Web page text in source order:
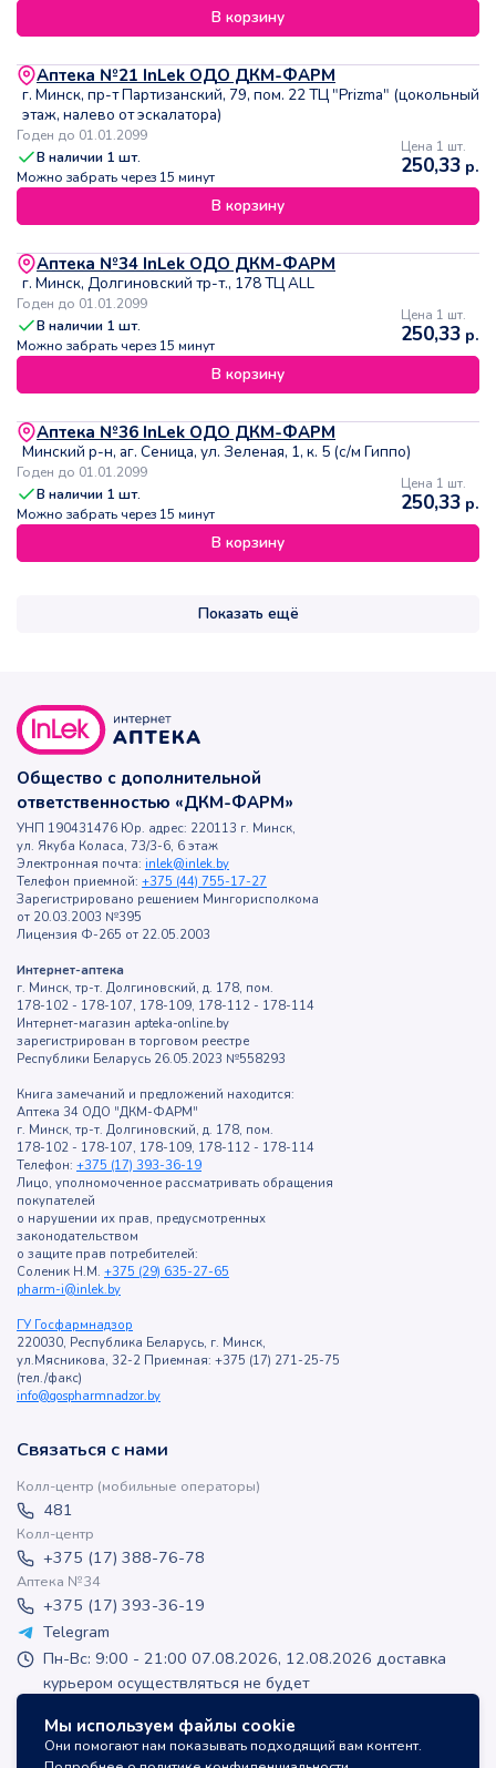
В корзину
Аптека №21 InLek ОДО ДКМ-ФАРМ
г. Минск, пр-т Партизанский, 79, пом. 22 ТЦ "Prizma" (цокольный
этаж, налево от эскалатора)
Годен до 01.01.2099
В наличии 1 шт.
Можно забрать через 15 минут
Цена 1 шт.
250,33 р.
В корзину
Аптека №34 InLek ОДО ДКМ-ФАРМ
г. Минск, Долгиновский тр-т., 178 ТЦ ALL
Годен до 01.01.2099
В наличии 1 шт.
Можно забрать через 15 минут
Цена 1 шт.
250,33 р.
В корзину
Аптека №36 InLek ОДО ДКМ-ФАРМ
Минский р-н, аг. Сеница, ул. Зеленая, 1, к. 5 (с/м Гиппо)
Годен до 01.01.2099
В наличии 1 шт.
Можно забрать через 15 минут
Цена 1 шт.
250,33 р.
В корзину
Показать ещё
Мы используем файлы cookie
Они помогают нам показывать подходящий вам контент.
Общество с дополнительной
ответственностью «ДКМ-ФАРМ»
УНП 190431476 Юр. адрес: 220113 г. Минск,
ул. Якуба Коласа, 73/3-6, 6 этаж
Электронная почта: inlek@inlek.by
Телефон приемной: +375 (44) 755-17-27
Зарегистрировано решением Мингорисполкома
от 20.03.2003 №395
Лицензия Ф-265 от 22.05.2003
Интернет-аптека
г. Минск, тр-т. Долгиновский, д. 178, пом.
178-102 - 178-107, 178-109, 178-112 - 178-114
Интернет-магазин apteka-online.by
зарегистрирован в торговом реестре
Республики Беларусь 26.05.2023 №558293
Книга замечаний и предложений находится:
Аптека 34 ОДО "ДКМ-ФАРМ"
г. Минск, тр-т. Долгиновский, д. 178, пом.
178-102 - 178-107, 178-109, 178-112 - 178-114
Телефон: +375 (17) 393-36-19
Лицо, уполномоченное рассматривать обращения
покупателей
о нарушении их прав, предусмотренных
законодательством
о защите прав потребителей:
Соленик Н.М. +375 (29) 635-27-65
pharm-i@inlek.by
ГУ Госфармнадзор
220030, Республика Беларусь, г. Минск,
ул.Мясникова, 32-2 Приемная: +375 (17) 271-25-75
(тел./факс)
info@gospharmnadzor.by
Связаться с нами
Колл-центр (мобильные операторы)
481
Колл-центр
+375 (17) 388-76-78
Аптека №34
+375 (17) 393-36-19
Telegram
Пн-Вс: 9:00 - 21:00 07.08.2026, 12.08.2026 доставка
курьером осуществляться не будет
inlek_apteka
inlek_apteka